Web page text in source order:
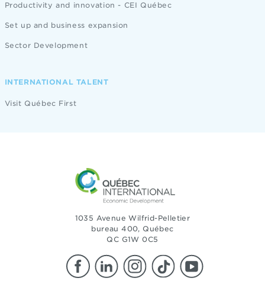
Productivity and innovation - CEI Québec
Set up and business expansion
Sector Development
INTERNATIONAL TALENT
Visit Québec First
1035 Avenue Wilfrid-Pelletier
bureau 400, Québec
QC G1W 0C5